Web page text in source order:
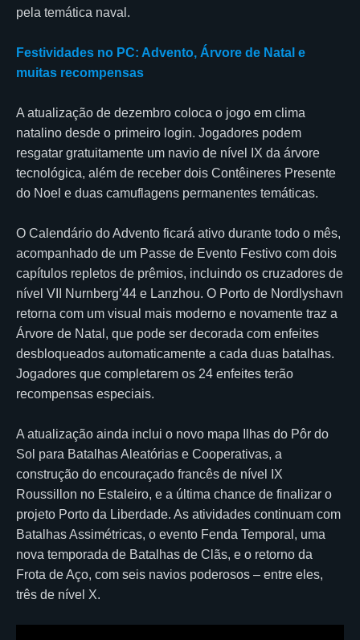
pela temática naval.
Festividades no PC: Advento, Árvore de Natal e
muitas recompensas
A atualização de dezembro coloca o jogo em clima
natalino desde o primeiro login. Jogadores podem
resgatar gratuitamente um navio de nível IX da árvore
tecnológica, além de receber dois Contêineres Presente
do Noel e duas camuflagens permanentes temáticas.
O Calendário do Advento ficará ativo durante todo o mês,
acompanhado de um Passe de Evento Festivo com dois
capítulos repletos de prêmios, incluindo os cruzadores de
nível VII Nurnberg’44 e Lanzhou. O Porto de Nordlyshavn
retorna com um visual mais moderno e novamente traz a
Árvore de Natal, que pode ser decorada com enfeites
desbloqueados automaticamente a cada duas batalhas.
Jogadores que completarem os 24 enfeites terão
recompensas especiais.
A atualização ainda inclui o novo mapa Ilhas do Pôr do
Sol para Batalhas Aleatórias e Cooperativas, a
construção do encouraçado francês de nível IX
Roussillon no Estaleiro, e a última chance de finalizar o
projeto Porto da Liberdade. As atividades continuam com
Batalhas Assimétricas, o evento Fenda Temporal, uma
nova temporada de Batalhas de Clãs, e o retorno da
Frota de Aço, com seis navios poderosos – entre eles,
três de nível X.